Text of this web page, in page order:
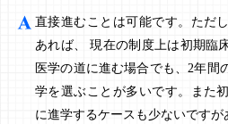
直接進むことは可能です。ただ
あれば、 現在の制度上は初期臨
医学の道に進む場合でも、2年間
学を選ぶことが多いです。また
に進学するケースも少ないですが